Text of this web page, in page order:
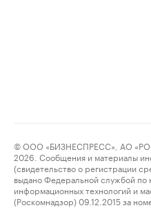
© ООО «БИЗНЕСПРЕСС», АО
2026. Сообщения и материалы
(свидетельство о регистрации
выдано Федеральной службой по
информационных технологий и
(Роскомнадзор) 09.12.2015 за